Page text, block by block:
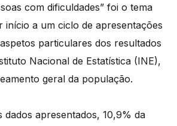
com dificuldades” foi o tema
início a um ciclo de apresentações
particulares dos resultados
Nacional de Estatística (INE),
geral da população.
dados apresentados, 10,9% da